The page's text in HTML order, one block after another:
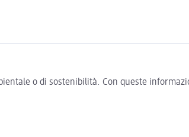
o di sostenibilità. Con queste